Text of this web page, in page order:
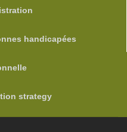
handicapées
strategy